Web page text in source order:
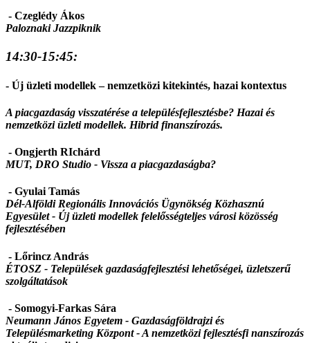
- Czeglédy Ákos
Paloznaki Jazzpiknik
14:30-15:45:
- Új üzleti modellek – nemzetközi kitekintés, hazai kontextus
A piacgazdaság visszatérése a településfejlesztésbe? Hazai és
nemzetközi üzleti modellek. Hibrid finanszírozás.
- Ongjerth RIchárd
MUT, DRO Studio - Vissza a piacgazdaságba?
- Gyulai Tamás
Dél-Alföldi Regionális Innovációs Ügynökség Közhasznú
Egyesület - Új üzleti modellek felelősségteljes városi közösség
fejlesztésében
- Lőrincz András
ÉTOSZ - Települések gazdaságfejlesztési lehetőségei, üzletszerű
szolgáltatások
- Somogyi-Farkas Sára
Neumann János Egyetem - Gazdaságföldrajzi és
Településmarketing Központ - A nemzetközi fejlesztésfi nanszírozás